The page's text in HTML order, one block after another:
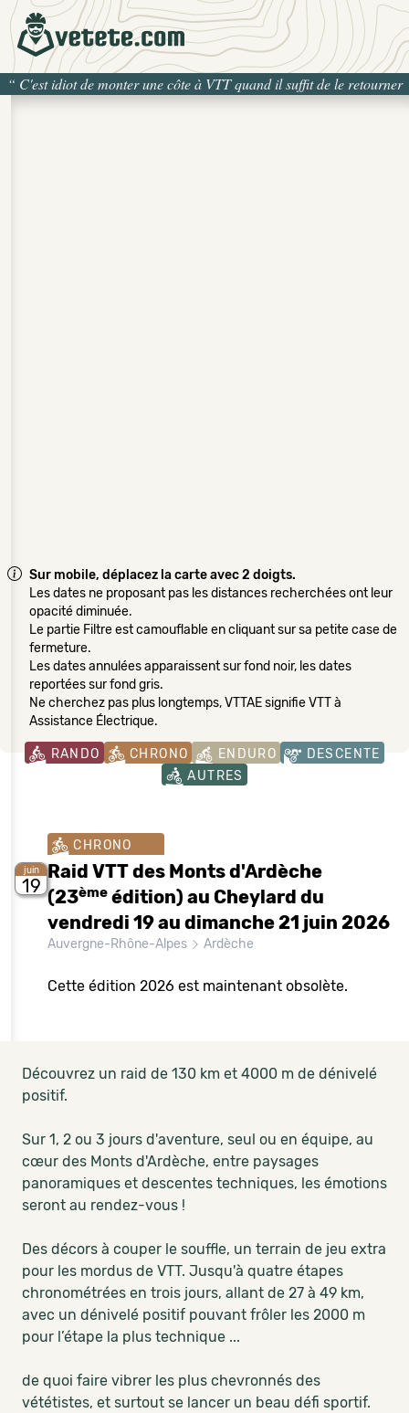
“ C'est idiot de monter une côte à VTT quand il suffit de le retourner
pour la descendre”
Sur mobile, déplacez la carte avec 2 doigts.
Les dates ne proposant pas les distances recherchées ont leur
opacité diminuée.
Le partie Filtre est camouflable en cliquant sur sa petite case de
fermeture.
Les dates annulées apparaissent sur fond noir, les dates
reportées sur fond gris.
Ne cherchez pas plus longtemps, VTTAE signifie VTT à
Assistance Électrique.
RANDO CHRONO ENDURO
DESCENTE
AUTRES
juin
19
CHRONO
Raid VTT des Monts d'Ardèche
(23ème édition) au Cheylard du
vendredi 19 au dimanche 21 juin 2026
Auvergne-Rhône-Alpes Ardèche
Cette édition 2026 est maintenant obsolète.
Découvrez un raid de 130 km et 4000 m de dénivelé
positif.
Sur 1, 2 ou 3 jours d'aventure, seul ou en équipe, au
cœur des Monts d'Ardèche, entre paysages
panoramiques et descentes techniques, les émotions
seront au rendez-vous !
Des décors à couper le souffle, un terrain de jeu extra
pour les mordus de VTT. Jusqu'à quatre étapes
chronométrées en trois jours, allant de 27 à 49 km,
avec un dénivelé positif pouvant frôler les 2000 m
pour l’étape la plus technique ...
de quoi faire vibrer les plus chevronnés des
vététistes, et surtout se lancer un beau défi sportif.